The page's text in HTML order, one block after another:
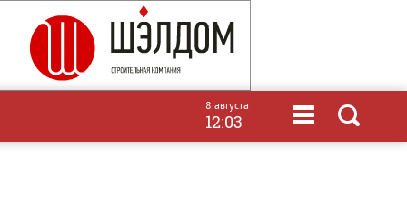
8 августа
12:03